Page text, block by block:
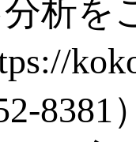
析を